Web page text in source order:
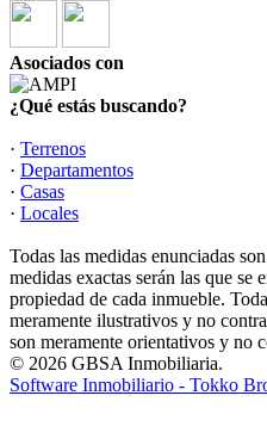
Asociados con
¿Qué estás buscando?
· Terrenos
· Departamentos
· Casas
· Locales
Todas las medidas enunciadas
medidas exactas serán las que se
propiedad de cada inmueble.
meramente ilustrativos y no
son meramente orientativos y no
© 2026 GBSA Inmobiliaria.
Software Inmobiliario - Tokko